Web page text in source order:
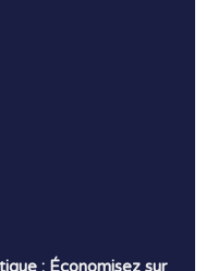
: Économisez sur